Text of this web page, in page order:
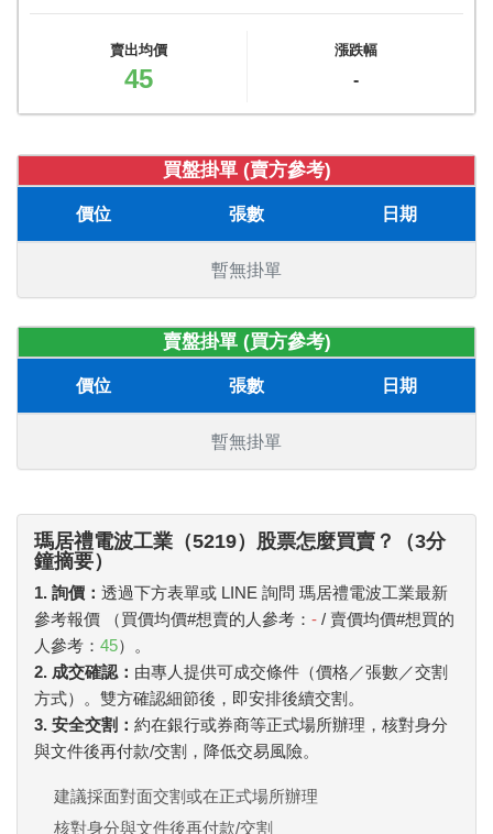
賣出均價
45
漲跌幅
-
買盤掛單 (賣方參考)
價位 張數 日期
暫無掛單
賣盤掛單 (買方參考)
價位 張數 日期
暫無掛單
瑪居禮電波工業（5219）股票怎麼買賣？（3分
鐘摘要）
1. 詢價： 透過下方表單或 LINE 詢問 瑪居禮電波工業最新
參考報價 （買價均價#想賣的人參考： - / 賣價均價#想買的
人參考： 45）。
2. 成交確認： 由專人提供可成交條件（價格／張數／交割
方式）。雙方確認細節後，即安排後續交割。
3. 安全交割： 約在銀行或券商等正式場所辦理，核對身分
與文件後再付款/交割，降低交易風險。
建議採面對面交割或在正式場所辦理
核對身分與文件後再付款/交割